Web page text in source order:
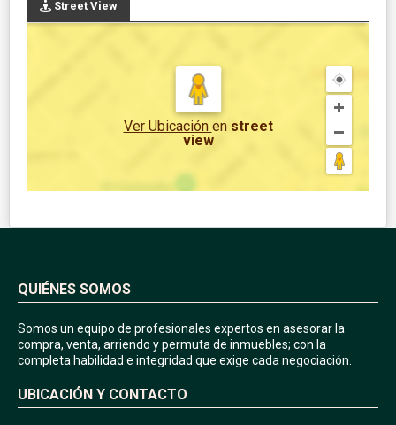
Street View
Ver Ubicación en street
view
QUIÉNES SOMOS
Somos un equipo de profesionales expertos en asesorar la
compra, venta, arriendo y permuta de inmuebles; con la
completa habilidad e integridad que exige cada negociación.
UBICACIÓN Y CONTACTO